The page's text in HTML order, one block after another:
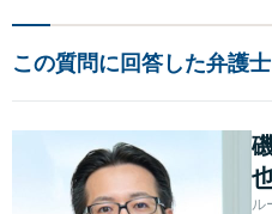
この質問に回答した弁護士
ル